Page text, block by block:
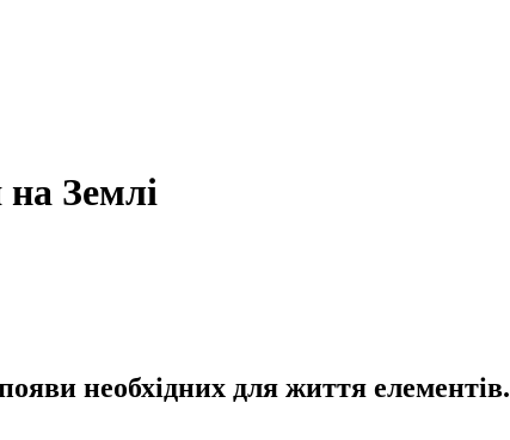
Землі
необхідних для життя елементів.